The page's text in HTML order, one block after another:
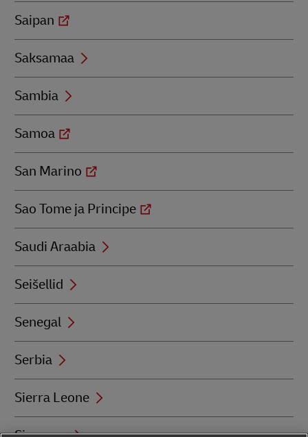
Saipan
Saksamaa
Sambia
Samoa
San Marino
Sao Tome ja Principe
Saudi Araabia
Seišellid
Senegal
Serbia
Sierra Leone